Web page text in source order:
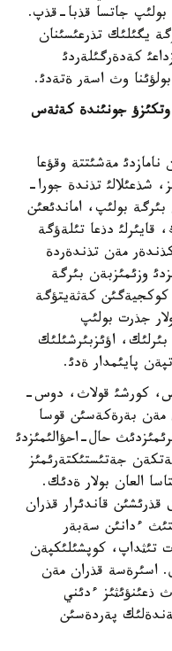
جاتسا قذبا-قذپ.
يگئلئك تذرعئسئنان
كةدةرگئلةردئ
وث اسةر ةتةدئ.
وتكئزؤ جونئندة كةثةس
مةشئتتة وقؤعا
شذعئلالئ تذندة جورا-
بولئپ، اماندئعئن
قايئرلئ دذعا تئلةؤگة
مةن تذندةردة
وزئمئزبةن بئرگة
كةثةيتؤگة
جذرت بولئپ
اؤئزبئرشئلئك
پايئمدار ةدئ.
كورشئ قولاث، دوس-
مةن بةرةكةسئن قوسا
حال-احؤالئمئزدئ
جةتئستئكتةرئمئز
العان بولار ةدئك.
قاندئرار قذران
ءدانئن سةبةر
تئثداپ، كوپشئلئكپةن
اسئرةسة قذران مةن
ذعئنؤئثئز ءدئني
پةردةسئن